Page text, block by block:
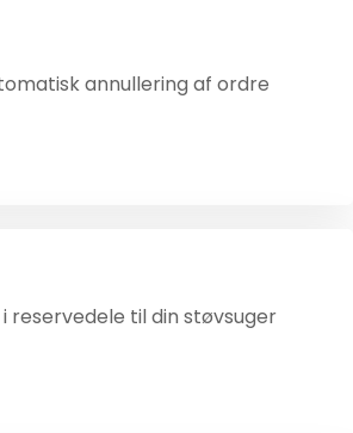
annullering af ordre
reservedele til din støvsuger